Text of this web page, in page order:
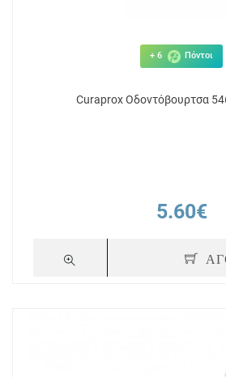
+ 6 Πόντοι
Curaprox Οδοντόβουρτσα
5.60€